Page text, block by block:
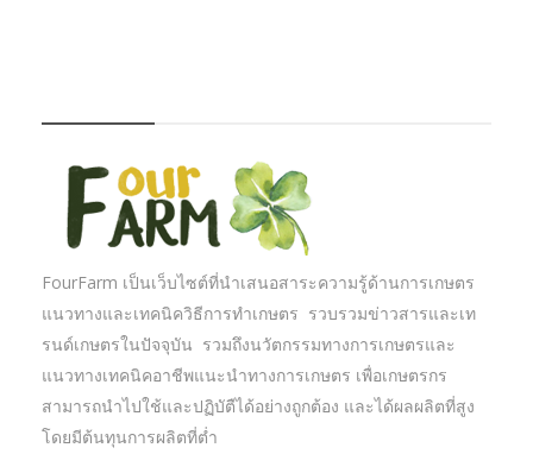
FourFarm เป็นเว็บไซต์ที่นำเสนอสาระความรู้ด้านการเกษตร
แนวทางและเทคนิควิธีการทำเกษตร รวบรวมข่าวสารและเท
รนด์เกษตรในปัจจุบัน รวมถึงนวัตกรรมทางการเกษตรและ
แนวทางเทคนิคอาชีพแนะนำทางการเกษตร เพื่อเกษตรกร
สามารถนำไปใช้และปฏิบัตืได้อย่างถูกต้อง และได้ผลผลิตที่สูง
โดยมีต้นทุนการผลิตที่ต่ำ